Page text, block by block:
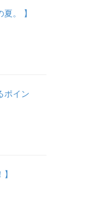
。 】
ポイン